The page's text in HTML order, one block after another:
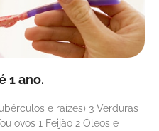
1 ano.
e raízes) 3 Verduras
ovos 1 Feijão 2 Óleos e